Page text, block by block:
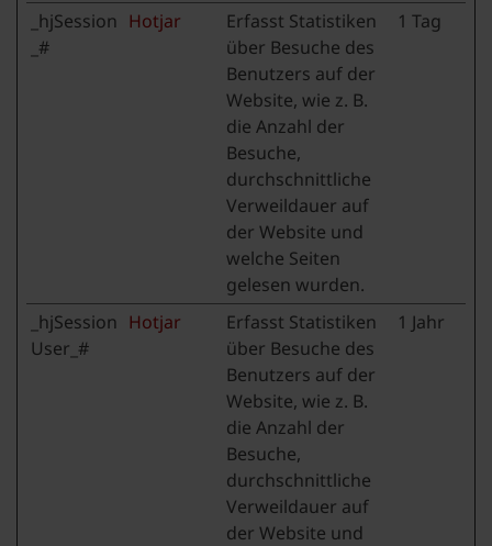
_hjSession
_#
Hotjar
Erfasst Statistiken
über Besuche des
Benutzers auf der
Website, wie z. B.
die Anzahl der
Besuche,
durchschnittliche
Verweildauer auf
der Website und
welche Seiten
gelesen wurden.
1 Tag
_hjSession
User_#
Hotjar
Erfasst Statistiken
über Besuche des
Benutzers auf der
Website, wie z. B.
die Anzahl der
Besuche,
durchschnittliche
Verweildauer auf
der Website und
1 Jahr